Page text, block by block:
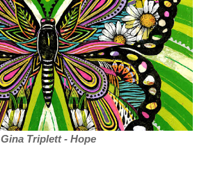
Gina Triplett - Hope